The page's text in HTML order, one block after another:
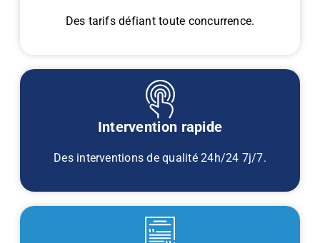
Des tarifs défiant toute concurrence.
Intervention rapide
Des interventions de qualité 24h/24 7j/7.